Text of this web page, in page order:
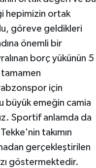
hepimizin ortak
göreve geldikleri
önemli bir
borç yükünün 5
için
büyük emeğin camia
Sportif anlamda da
takımın
gerçekleştirilen
göstermektedir.